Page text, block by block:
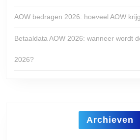
AOW bedragen 2026: hoeveel AOW
Betaaldata AOW 2026: wanneer wordt
2026?
Archieven